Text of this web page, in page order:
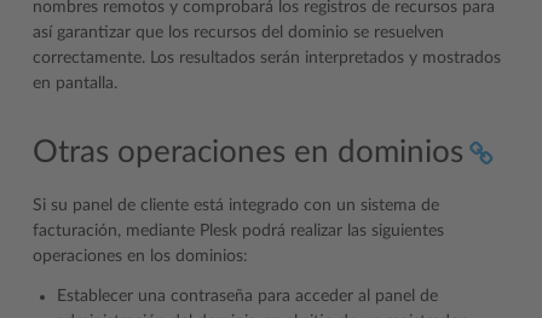
nombres remotos y comprobará los registros de recursos para
así garantizar que los recursos del dominio se resuelven
correctamente. Los resultados serán interpretados y mostrados
en pantalla.
Otras operaciones en dominios
Si su panel de cliente está integrado con un sistema de
facturación, mediante Plesk podrá realizar las siguientes
operaciones en los dominios:
Establecer una contraseña para acceder al panel de